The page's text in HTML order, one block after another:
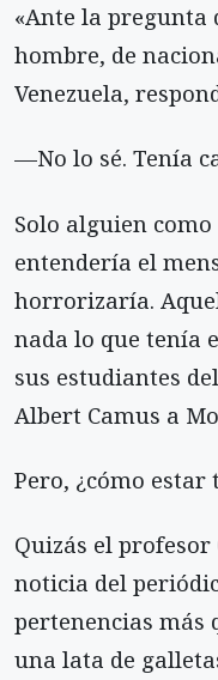
«Ante la pregunta
hombre, de
Venezuela,
—No lo sé. Tenía
Solo alguien
entendería el
horrorizaría.
nada lo que tenía
sus estudiantes
Albert Camus a
Pero, ¿cómo estar
Quizás el
noticia del
pertenencias más
una lata de